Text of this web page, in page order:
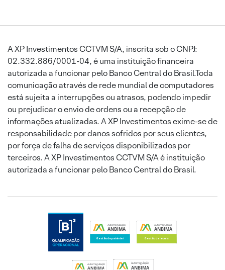
A XP Investimentos CCTVM S/A, inscrita sob o CNPJ:
02.332.886/0001-04, é uma instituição financeira
autorizada a funcionar pelo Banco Central do Brasil.Toda
comunicação através de rede mundial de computadores
está sujeita a interrupções ou atrasos, podendo impedir
ou prejudicar o envio de ordens ou a recepção de
informações atualizadas. A XP Investimentos exime-se de
responsabilidade por danos sofridos por seus clientes,
por força de falha de serviços disponibilizados por
terceiros. A XP Investimentos CCTVM S/A é instituição
autorizada a funcionar pelo Banco Central do Brasil.